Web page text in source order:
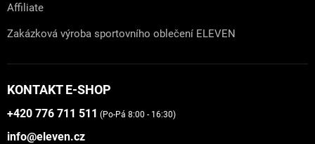
Affiliate
Zakázková výroba sportovního oblečení ELEVEN
KONTAKT E-SHOP
+420 776 711 511 (Po-Pá 8:00 - 16:30)
info@eleven.cz